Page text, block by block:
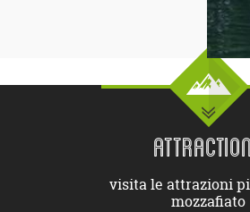
visita le attrazioni
mozzafiato